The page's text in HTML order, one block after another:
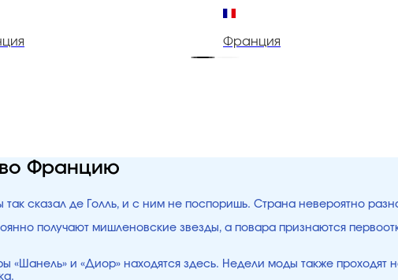
Франция
во Францию
сказал де Голль, и с ним не поспоришь. Страна невероятно
получают мишленовские звезды, а повара признаются
«Шанель» и «Диор» находятся здесь. Недели моды также проходят